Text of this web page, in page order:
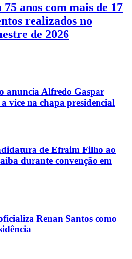
anos com mais de 17
realizados no
de 2026
anuncia Alfredo Gaspar
vice na chapa presidencial
de Efraim Filho ao
durante convenção em
Renan Santos como